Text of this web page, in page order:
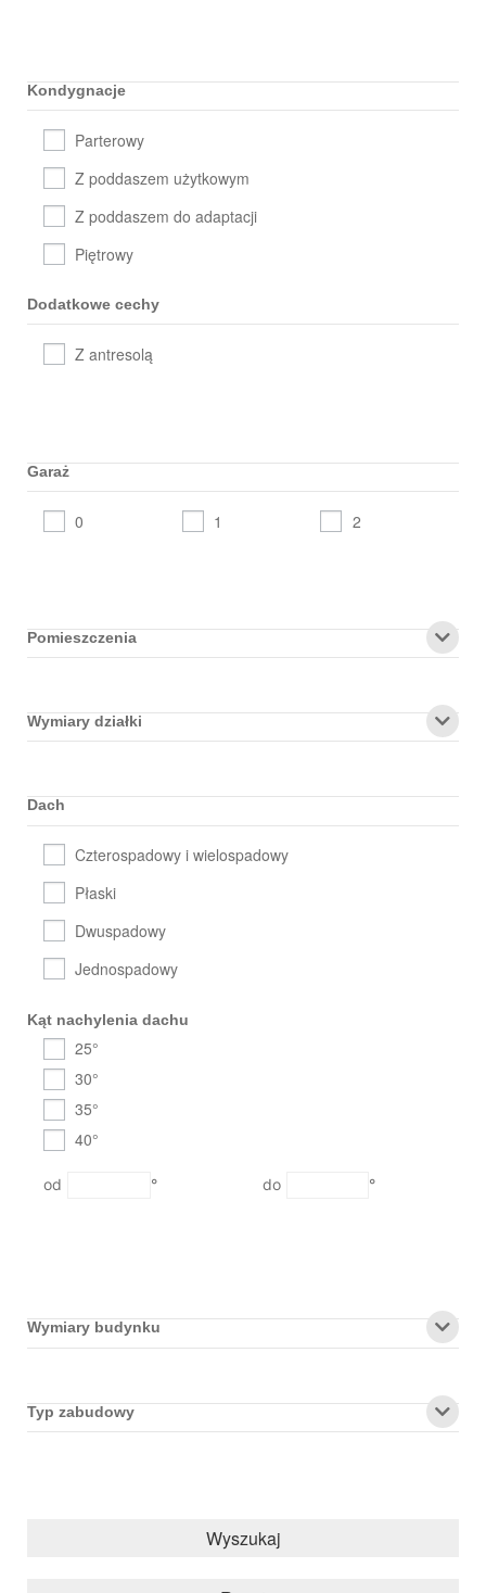
Kondygnacje
Parterowy
Piętrowy
Z poddaszem do adaptacji
Z poddaszem użytkowym
Dodatkowe cechy
Z antresolą
Garaż
0 1 2
Pomieszczenia
Wymiary działki
Dach
Jednospadowy
Płaski
Dwuspadowy
Czterospadowy i wielospadowy
Kąt nachylenia dachu
25°
30°
35°
40°
° °
Wymiary budynku
Typ zabudowy
Wyszukaj